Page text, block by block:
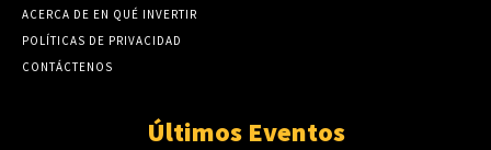
ACERCA DE EN QUÉ INVERTIR
POLÍTICAS DE PRIVACIDAD
CONTÁCTENOS
Últimos Eventos